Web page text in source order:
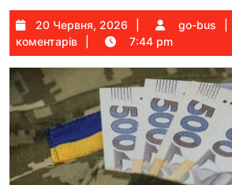
20 Червня, 2026
20
Червня,
2026
go-bus
коментарів
7:44 pm